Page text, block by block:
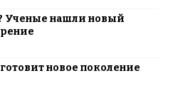
Ученые нашли новый
новое поколение